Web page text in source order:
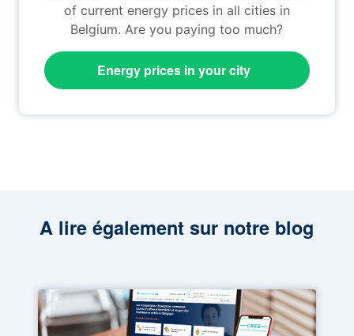
of current energy prices in all cities in
Belgium. Are you paying too much?
Energy prices in your city
A lire également sur notre blog